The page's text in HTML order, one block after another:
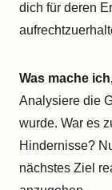
dich für deren
Was mache
Analysiere die
wurde. War es
Hindernisse?
nächstes Ziel